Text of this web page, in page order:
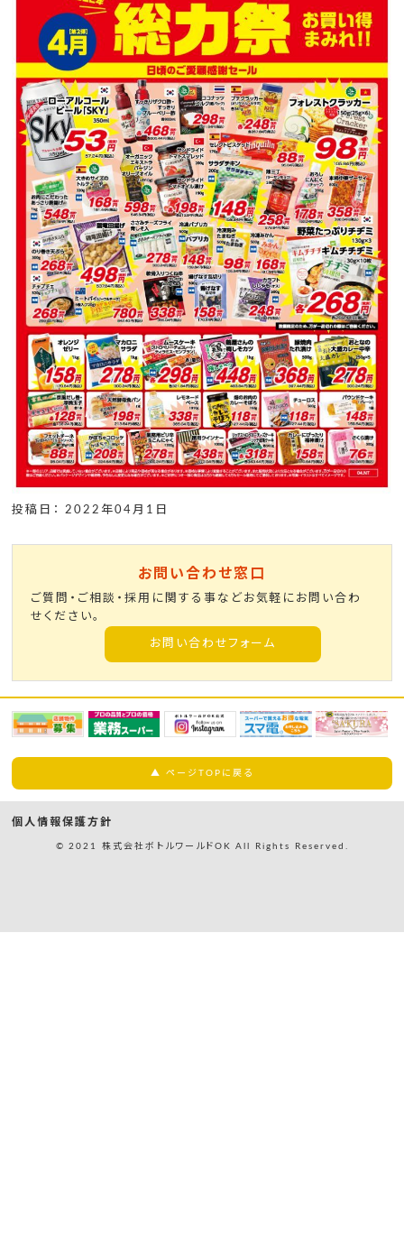
投稿日： 2022年04月1日
お問い合わせ窓口
ご質問・ご相談・採用に関する事などお気軽にお問い合わ
せください。
お問い合わせフォーム
▲ ページTOPに戻る
個人情報保護方針
© 2021 株式会社ボトルワールドOK All Rights Reserved.